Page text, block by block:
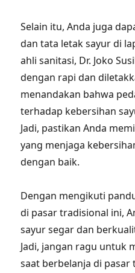
Selain itu, Anda juga
dan tata letak sayur di
ahli sanitasi, Dr. Joko
dengan rapi dan
menandakan bahwa
terhadap kebersihan
Jadi, pastikan Anda
yang menjaga
dengan baik.
Dengan mengikuti
di pasar tradisional ini,
sayur segar dan
Jadi, jangan ragu untuk
saat berbelanja di